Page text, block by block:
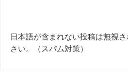
日本語が含まれない投稿は無視
さい。（スパム対策）